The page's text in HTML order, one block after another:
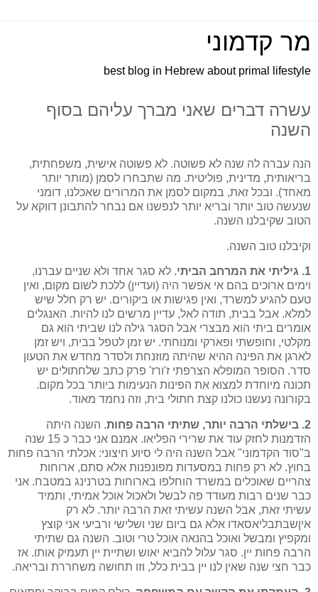
מר קדמוני
best blog in Hebrew about primal lifestyle
עשרה דברים שאני מברך עליהם בסוף
השנה
הנה עברה לה שנה לא פשוטה. לא פשוטה אישית, משפחתית,
בריאותית, מדינית, פוליטית. מה שתבחרו לסמן (מותר יותר
מאחד). ובכל זאת, במקום לסמן את המרורים שאכלנו, דומני
שנעשה טוב יותר ובריא יותר לנפשנו אם נבחר להתבונן דווקא על
הטוב שקיבלנו השנה.
וקיבלנו טוב השנה.
1. גיליתי את המרחב הביתי
. לא סגר אחד ולא שניים עברנו,
וימים ארוכים בהם אי אפשר היה (ועדיין) ללכת לשום מקום, ואין
טעם להגיע למשרד, ואין פגישות או ביקורים. יש רק חלל שיש
למלא. אבל בבית, תודה לאל, עדיין מרשים לנו להיות. האנגלים
אומרים ביתי הוא מבצרי אבל הסגר גילה לנו שביתי הוא גם
מקלטי, וחופשתי ופארקי ומנוחתי. יש זמן לטפל בבית, ויש זמן
לארגן את הפינה ההיא שהיתה מוזנחת ולסדר מחדש את הטעון
סדר. הסופר המופלא הצרפתי ז'ורז' פרק כתב שלחתולים יש
תכונה מיוחדת למצוא את הפינות הנעימות ביותר בכל מקום.
בקורונה נעשנו כולנו קצת חתולי בית, וזה נחמד מאוד.
2. בישלתי הרבה יותר, שתיתי הרבה פחות
. השנה היתה
הזדמנות לחזק עוד את שרירי הפליאו. אמנם אני כבר כ 15 שנה
ב"סוד הקדמוני" אבל השנה היה לי סיוע חיצוני: אכלתי הרבה פחות
בחוץ. לא רק פחות במסעדות מפונפנות אלא סתם, ארוחות
צהריים שאוכלים במשרד הוחלפו בארוחות בטרנינג במטבח. אני
כבר שנים רבות מעודד פה לבשל ולאכול אוכל אמיתי, ותמיד
עשיתי זאת, אבל השנה עשיתי זאת הרבה יותר. לא רק
איןשבתבליאסאדו אלא גם ביום שני ושלישי ורביעי אני קוצץ
ומקפיץ ומבשל ואוכל בהנאה אוכל טרי וטוב. השנה גם שתיתי
הרבה פחות יין. סגר עלול להביא יאוש ושתיית יין תעמיק אותו. אז
כבר חצי שנה שאין לנו יין בבית כלל, וזו תחושה משחררת ובריאה.